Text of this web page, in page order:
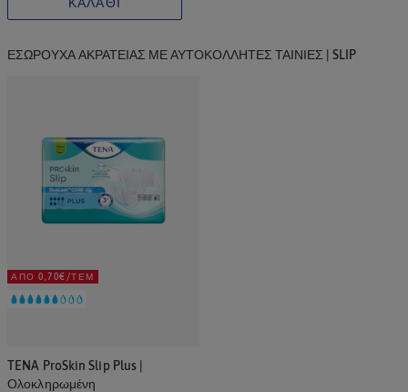
ΕΣΏΡΟΥΧΑ ΑΚΡΆΤΕΙΑΣ ΜΕ ΑΥΤΟΚΌΛΛΗΤΕΣ ΤΑΙΝΊΕΣ | SLIP
ΑΠΌ 0,70€/ΤΕΜ
TENA ProSkin Slip Plus |
Ολοκληρωμένη